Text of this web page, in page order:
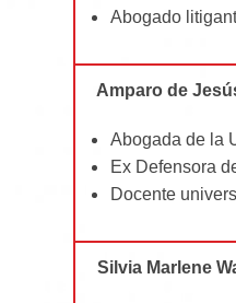
Abogado
Amparo de
Abogada de la
Ex Defensora
Docente
Silvia Marlene